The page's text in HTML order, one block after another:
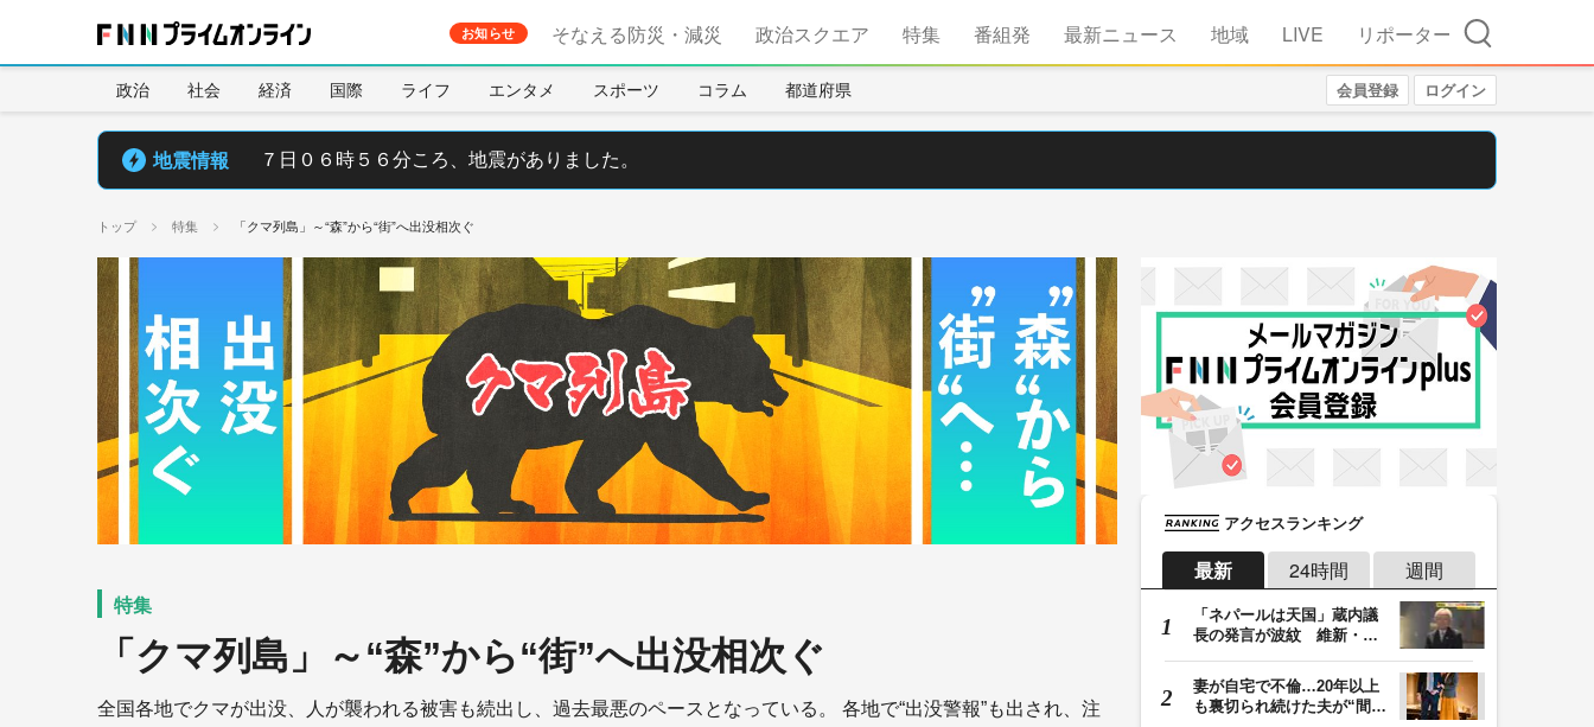
お知らせ そなえる防災・減災 政治スクエア 特集 番組発 最新ニュース 地域 LIVE リポーター 検索
政治 社会 経済 国際 ライフ エンタメ スポーツ コラム 都道府県 会員登録 ログイン
地震情報 ７日０６時５６分ころ、地震がありました。
トップ 特集 「クマ列島」～“森”から“街”へ出没相次ぐ
「クマ列島」～“森”から“街”へ出没相次ぐ
全国各地でクマが出没、人が襲われる被害も続出し、過去最悪のペースとなっている。 各地で“出没警報”も出され、注
アクセスランキング
最新 24時間 週間
「ネパールは天国」蔵内議
長の発言が波紋 維新・吉
妻が自宅で不倫…20年以上
も裏切られ続けた夫が“間